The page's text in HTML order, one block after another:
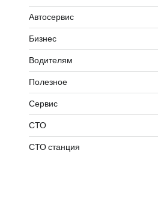
Автосервис
Бизнес
Водителям
Полезное
Сервис
СТО
СТО станция